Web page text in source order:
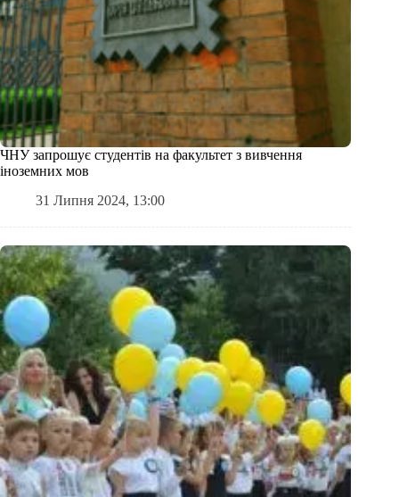
ЧНУ запрошує студентів на факультет з вивчення
іноземних мов
31 Липня 2024, 13:00